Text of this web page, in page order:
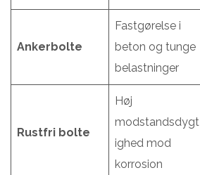
Ankerbolte
Fastgørelse i
beton og tunge
belastninger
Rustfri bolte
Høj
modstandsdygt
ighed mod
korrosion